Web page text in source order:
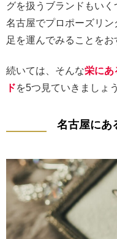
グを扱うブランドもいく
名古屋でプロポーズリ
足を運んでみることをお
続いては、そんな栄にあ
ドを5つ見ていきましょう
名古屋にあ